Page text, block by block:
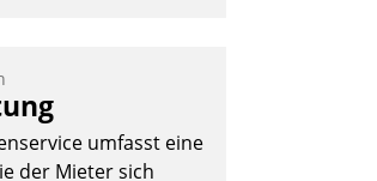
zum
gehen
und auf
zuvor festgelegte
umfasst eine
der Mieter sich